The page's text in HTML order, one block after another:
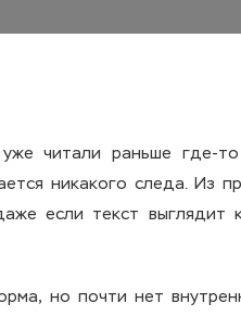
читали раньше где-
никакого следа. Из
если текст
но почти нет